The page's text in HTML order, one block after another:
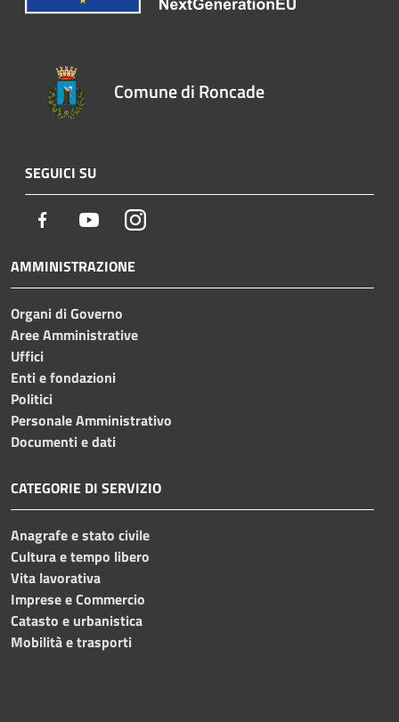
Comune di Roncade
SEGUICI SU
Facebook YoutubeInstagram
AMMINISTRAZIONE
Organi di Governo
Aree Amministrative
Uffici
Enti e fondazioni
Politici
Personale Amministrativo
Documenti e dati
CATEGORIE DI SERVIZIO
Anagrafe e stato civile
Cultura e tempo libero
Vita lavorativa
Imprese e Commercio
Catasto e urbanistica
Mobilità e trasporti